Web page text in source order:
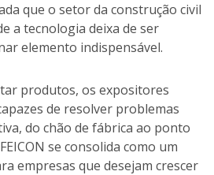
que o setor da construção civil
a tecnologia deixa de ser
elemento indispensável.
produtos, os expositores
de resolver problemas
do chão de fábrica ao ponto
se consolida como um
empresas que desejam crescer